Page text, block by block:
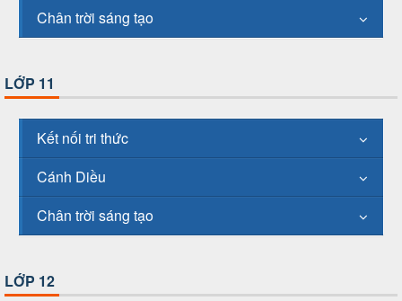
Chân trời sáng tạo
LỚP 11
Kết nối tri thức
Cánh Diều
Chân trời sáng tạo
LỚP 12